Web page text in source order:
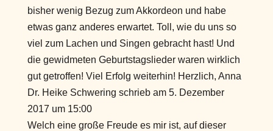
bisher wenig Bezug zum Akkordeon und habe
etwas ganz anderes erwartet. Toll, wie du uns so
viel zum Lachen und Singen gebracht hast! Und
die gewidmeten Geburtstagslieder waren wirklich
gut getroffen! Viel Erfolg weiterhin! Herzlich, Anna
Dr. Heike Schwering schrieb am5. Dezember
2017 um 15:00
Welch eine große Freude es mir ist, auf dieser